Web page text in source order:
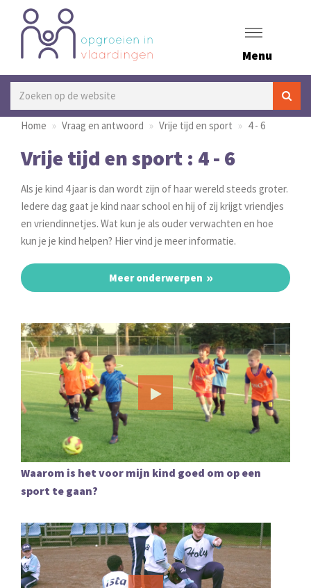
Menu
Home Vraag en antwoord Vrije tijd en sport 4 - 6
Vrije tijd en sport : 4 - 6
Als je kind 4 jaar is dan wordt zijn of haar wereld steeds groter.
Iedere dag gaat je kind naar school en hij of zij krijgt vriendjes
en vriendinnetjes. Wat kun je als ouder verwachten en hoe
kun je je kind helpen? Hier vind je meer informatie.
Meer onderwerpen
Waarom is het voor mijn kind goed om op een
sport te gaan?